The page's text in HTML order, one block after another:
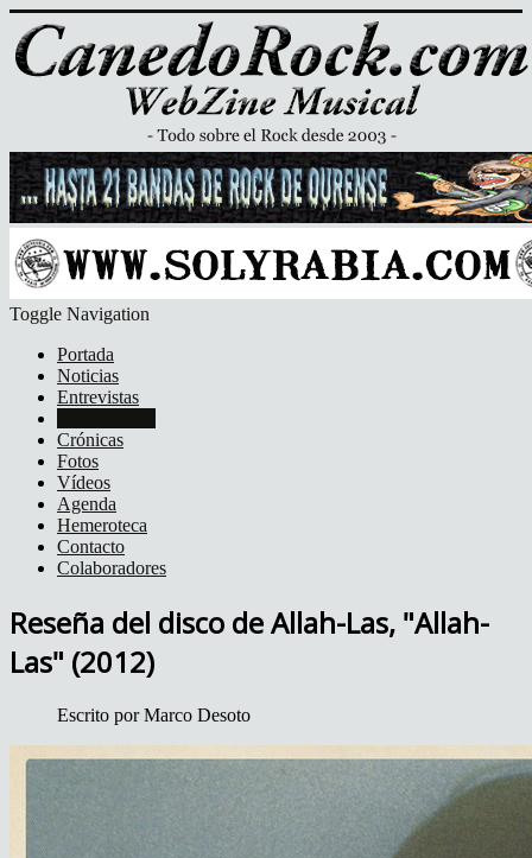
Toggle Navigation
Portada
Noticias
Entrevistas
Crónicas
Fotos
Vídeos
Agenda
Hemeroteca
Contacto
Colaboradores
Reseña del disco de Allah-Las, "Allah-
Las" (2012)
Escrito porMarco Desoto